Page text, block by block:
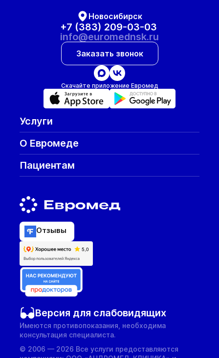
Новосибирск
+7 (383) 209-03-03
info@euromednsk.ru
Заказать звонок
Скачайте приложение Евромед
Услуги
О Евромеде
Пациентам
Отзывы
Версия для слабовидящих
Имеются противопоказания, необходима
консультация специалиста.
© 2006 — 2026 Все услуги предоставляются